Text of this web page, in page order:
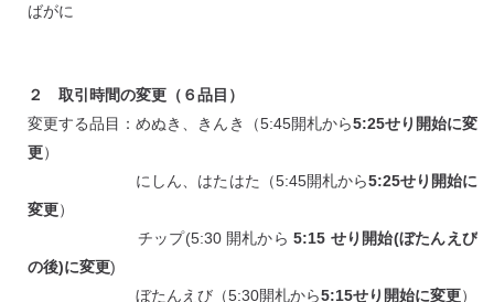
ばがに
２ 取引時間の変更（６品目）
変更する品目：めぬき、きんき（5:45開札から5:25せり開始に変
更）
にしん、はたはた（5:45開札から5:25せり開始に
変更）
チップ(5:30 開札から 5:15 せり開始(ぼたんえび
の後)に変更)
ぼたんえび（5:30開札から5:15せり開始に変更）